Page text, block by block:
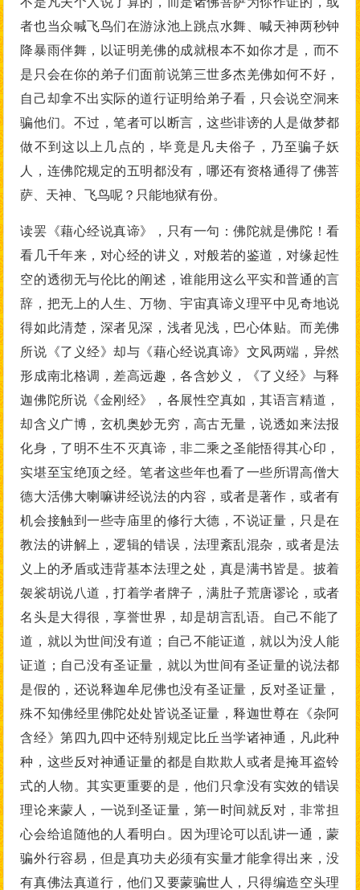
者也当众喊飞鸟们在游泳池上跳点水舞、喊天神两秒钟
降暴雨伴舞，以证明羌佛的成就根本不如你才是，而不
是只会在你的弟子们面前说第三世多杰羌佛如何不好，
自己却拿不出实际的道行证明给弟子看，只会说空洞来
骗他们。不过，笔者可以断言，这些诽谤的人是做梦都
做不到这以上几点的，毕竟是凡夫俗子，乃至骗子妖
人，连佛陀规定的五明都没有，哪还有资格通得了佛菩
萨、天神、飞鸟呢？只能地狱有份。
读罢《藉心经说真谛》，只有一句：佛陀就是佛陀！看
看几千年来，对心经的讲义，对般若的鉴道，对缘起性
空的透彻无与伦比的阐述，谁能用这么平实和普通的言
辞，把无上的人生、万物、宇宙真谛义理平中见奇地说
得如此清楚，深者见深，浅者见浅，巴心体贴。而羌佛
所说《了义经》却与《藉心经说真谛》文风两端，异然
形成南北格调，差高远趣，各含妙义，《了义经》与释
迦佛陀所说《金刚经》，各展性空真如，其语言精道，
却含义广博，玄机奥妙无穷，高古无量，说透如来法报
化身，了明不生不灭真谛，非二乘之圣能悟得其心印，
实堪至宝绝顶之经。笔者这些年也看了一些所谓高僧大
德大活佛大喇嘛讲经说法的内容，或者是著作，或者有
机会接触到一些寺庙里的修行大德，不说证量，只是在
教法的讲解上，逻辑的错误，法理紊乱混杂，或者是法
义上的矛盾或违背基本法理之处，真是满书皆是。披着
袈裟胡说八道，打着学者牌子，满肚子荒唐谬论，或者
名头是大得很，享誉世界，却是胡言乱语。自己不能了
道，就以为世间没有道；自己不能证道，就以为没人能
证道；自己没有圣证量，就以为世间有圣证量的说法都
是假的，还说释迦牟尼佛也没有圣证量，反对圣证量，
殊不知佛经里佛陀处处皆说圣证量，释迦世尊在《杂阿
含经》第四九四中还特别规定比丘当学诸神通，凡此种
种，这些反对神通证量的都是自欺欺人或者是掩耳盗铃
式的人物。其实更重要的是，他们只拿没有实效的错误
理论来蒙人，一说到圣证量，第一时间就反对，非常担
心会给追随他的人看明白。因为理论可以乱讲一通，蒙
骗外行容易，但是真功夫必须有实量才能拿得出来，没
有真佛法真道行，他们又要蒙骗世人，只得编造空头理